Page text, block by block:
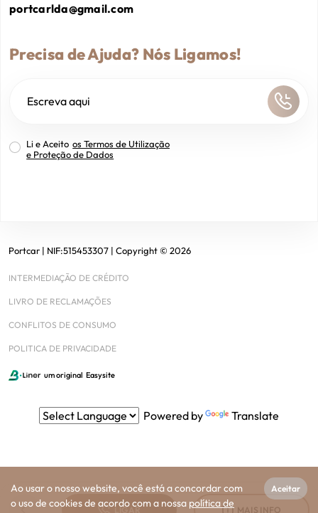
LIGAR MAIS INFO
portcarlda@gmail.com
Precisa de Ajuda? Nós Ligamos!
Li e Aceito os Termos de Utilização
e Proteção de Dados
Portcar | NIF:515453307 | Copyright © 2026
INTERMEDIAÇÃO DE CRÉDITO
LIVRO DE RECLAMAÇÕES
CONFLITOS DE CONSUMO
POLITICA DE PRIVACIDADE
um original Easysite
Powered by Translate
Ao usar o nosso website, você está a concordar com
o uso de cookies de acordo com a nossa política de
Aceitar